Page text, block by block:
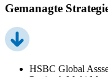
Gemanagte
HSBC Global